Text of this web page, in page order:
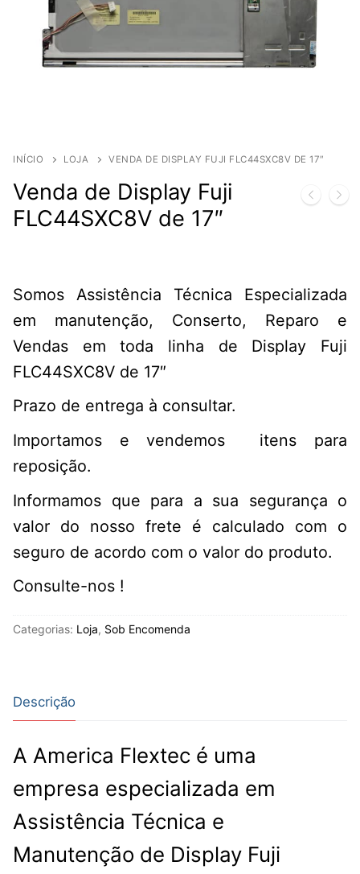
INÍCIO LOJA VENDA DE DISPLAY FUJI FLC44SXC8V DE 17″
Venda de Display Fuji
FLC44SXC8V de 17″
Somos Assistência Técnica Especializada
em manutenção, Conserto, Reparo e
Vendas em toda linha de Display Fuji
FLC44SXC8V de 17″
Prazo de entrega à consultar.
Importamos e vendemos itens para
reposição.
Informamos que para a sua segurança o
valor do nosso frete é calculado com o
seguro de acordo com o valor do produto.
Consulte-nos !
Categorias: Loja, Sob Encomenda
Descrição
A America Flextec é uma
empresa especializada em
Assistência Técnica e
Manutenção de Display Fuji